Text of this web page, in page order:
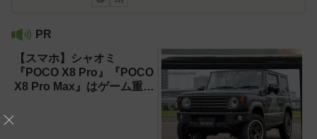
PR
【スマホ】シャオミ
『POCO X8 Pro』『POCO
X8 Pro Max』はゲーム重視